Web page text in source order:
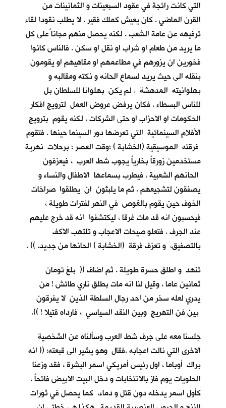
التي كانت رائجة في عقود السبعينات و الثمانينات من
القرن الماضي . كان يعيش كملك فقير ، لا يطلب نقودا لقاء
ترفيهه عن عامة الشعب . لكنه يحصل منهم مجانا ًعلى كل
ما يريد من طعام او شراب او نقل او سكن . فالناس كانوا
فخورين ان يزورهم في مطاعمهم او مقاهيهم او يقومون
بنقله الى حيث يريد لسماع الحانه و نكته ومقالبه و
بهلوانيته المدهشة . لم يكن بهلوانا للسلطان بل
للناس البسطاء . فكان يرفض عروض العمل لترويج افكار
الحكومات او الاحزاب او حتى الشركات . لكنه يقوم بترويج
الأفلام السينمائية التي تعرضها دور السينما حينها . فتقوم
فرقته الموسيقية (الخشابة ) ؛وقت العصر ؛ برحلات نهرية
مستخدمين زورقاً بخارياً يجوب شط العرب ، فيعزفون
الحانهم الشعبية ، فيطرب بسماعها الاطفال والنساء و
يصفقون لتشجيعهم . ثم ما يلبثون ان يطلقوا صراخات
الخوف حين يقوم بالغوص في النهر لفترات طويلة ،
فيحسبون انه قد مات غرقا ، ليكتشفوا انه قد خرج عليهم
عند الجرف . فتعلو صيحات الاعجاب و تلتهب الاكف
بالتصفيق، و تعزف فرقة (الخشابة ) الحانها من جديد. )) .
تنهد و اطلق حسرة طويلة . ثم اضاف (( بلغ تومان
ثمانين عاما ، وقيل لنا انه مات بطلق ناري طائش ! من
يدري لعله سخر من احد رجال السلطة الذين لا يفرقون
بين فن التهريج وبين النقد السياسي ، فارداه قتيلا ! )).
جلسنا معه على جرف شط العرب وسألناه عن الشخصية
الاخرى التي نالت اعجابه .فقال وهو يشير الى قبعته: (( انه
براك أوباما ، اول رئيس أمريكي اسمر البشرة ، فقد وزعنا
الحلويات يوم فاز بالانتخابات و دخل البيت الابيض فاتحاً ،
كأول اسمر يدخله دون قتل و دماء، كما يحصل في ثورات